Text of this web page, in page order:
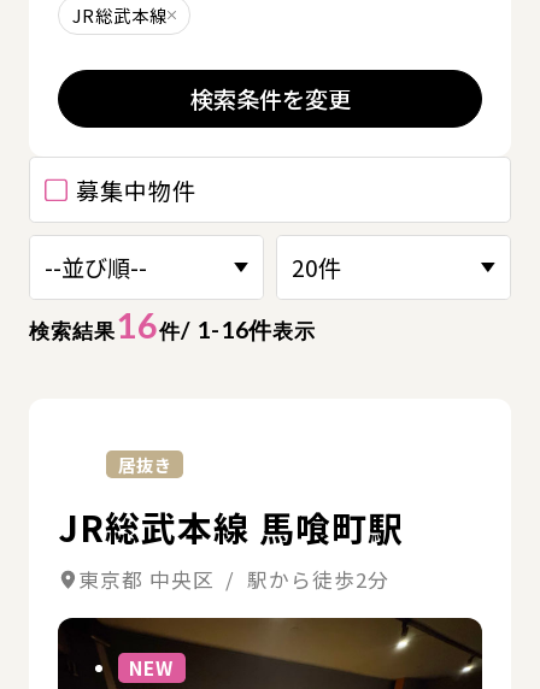
検索結果16件/ 1-16件表示
募集中物件
居抜き
JR総武本線 馬喰町駅
東京都 中央区 / 駅から徒歩2分
NEW
JR総武本線削除する
検索条件を変更